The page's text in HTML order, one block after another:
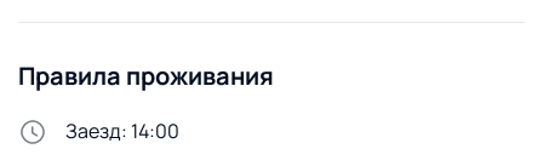
Домофон
Стирка и белье
Правила проживания
Заезд: 14:00